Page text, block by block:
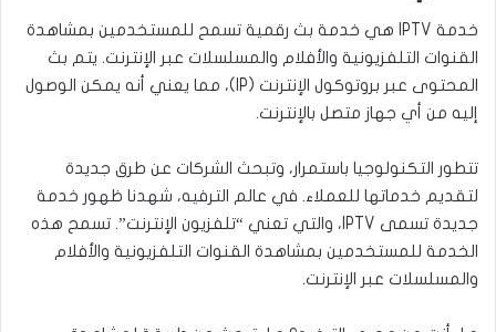
خدمة IPTV هي خدمة بث رقمية تسمح للمستخدمين بمشاهدة
القنوات التلفزيونية والأفلام والمسلسلات عبر الإنترنت. يتم بث
المحتوى عبر بروتوكول الإنترنت (IP)، مما يعني أنه يمكن الوصول
إليه من أي جهاز متصل بالإنترنت.
تتطور التكنولوجيا باستمرار، وتبحث الشركات عن طرق جديدة
لتقديم خدماتها للعملاء. في عالم الترفيه، شهدنا ظهور خدمة
جديدة تسمى IPTV، والتي تعني “تلفزيون الإنترنت”. تسمح هذه
الخدمة للمستخدمين بمشاهدة القنوات التلفزيونية والأفلام
والمسلسلات عبر الإنترنت.